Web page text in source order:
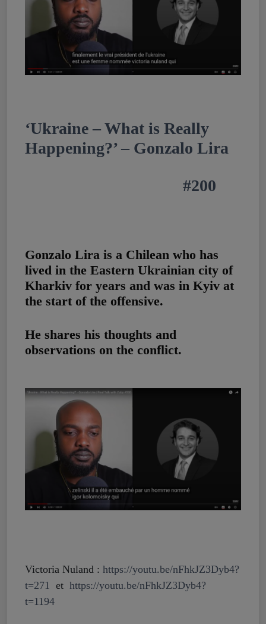
‘Ukraine – What is Really
Happening?’ – Gonzalo Lira
#200
Gonzalo Lira is a Chilean who has
lived in the Eastern Ukrainian city of
Kharkiv for years and was in Kyiv at
the start of the offensive.
He shares his thoughts and
observations on the conflict.
Victoria Nuland : https://youtu.be/nFhkJZ3Dyb4?
t=271
et https://youtu.be/nFhkJZ3Dyb4?
t=1194